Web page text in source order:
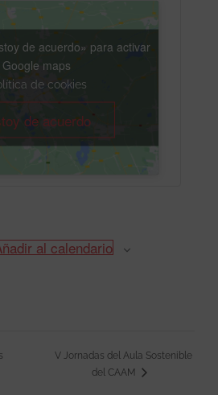
de acuerdo» para activar
Google maps
de cookies
de acuerdo
al calendario
V Jornadas del Aula Sostenible
del CAAM